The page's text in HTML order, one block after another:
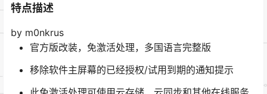
特点描述
by m0nkrus
官方版改装，免激活处理，多国语言完整版
移除软件主屏幕的已经授权/试用到期的通知提示